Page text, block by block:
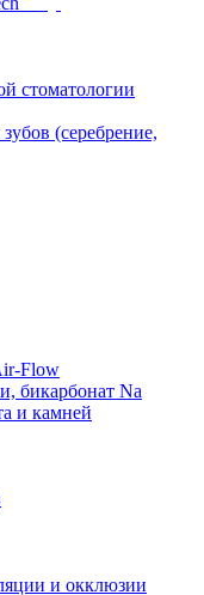
стоматологии
(серебрение,
Flow
бикарбонат Na
и камней